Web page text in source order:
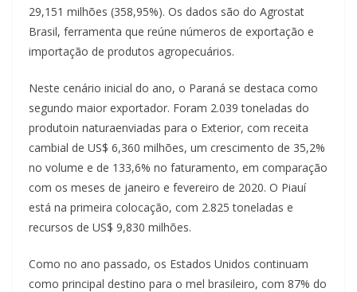
29,151 milhões (358,95%). Os dados são do Agrostat
Brasil, ferramenta que reúne números de exportação e
importação de produtos agropecuários.
Neste cenário inicial do ano, o Paraná se destaca como
segundo maior exportador. Foram 2.039 toneladas do
produtoin naturaenviadas para o Exterior, com receita
cambial de US$ 6,360 milhões, um crescimento de 35,2%
no volume e de 133,6% no faturamento, em comparação
com os meses de janeiro e fevereiro de 2020. O Piauí
está na primeira colocação, com 2.825 toneladas e
recursos de US$ 9,830 milhões.
Como no ano passado, os Estados Unidos continuam
como principal destino para o mel brasileiro, com 87% do